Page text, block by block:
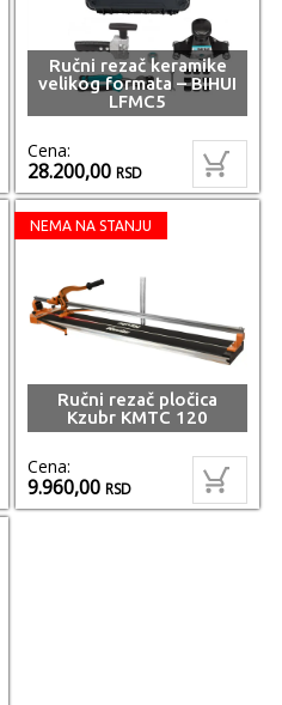
Ručni rezač keramike
velikog formata – BIHUI
LFMC5
Cena:
28.200,00RSD
NEMA NA STANJU
Ručni rezač pločica
Kzubr KMTC 120
Cena:
9.960,00RSD